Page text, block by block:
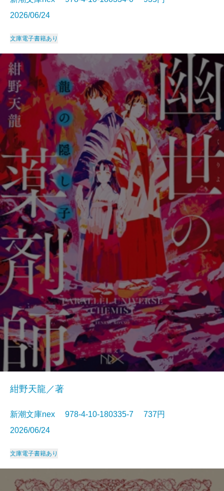
2026/06/24
文庫電子書籍あり
紺野天龍／著
新潮文庫nex 978-4-10-180335-7 737円
2026/06/24
文庫電子書籍あり